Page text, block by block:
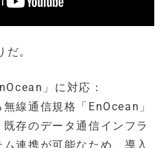
。
」に対応：
線通信規格「EnOcean」
存のデータ通信インフラ
連携が可能なため、導入